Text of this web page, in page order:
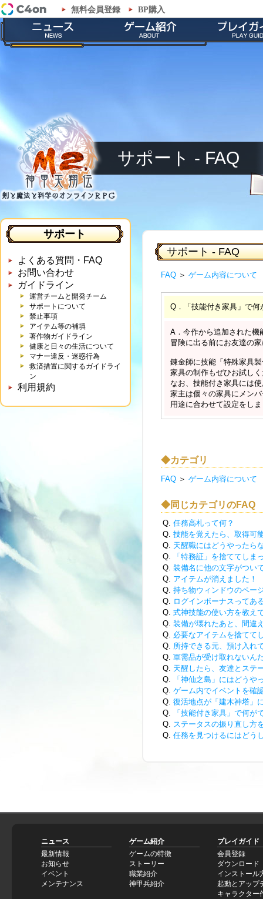
無料会員登録 BP購入
「M2-神甲天翔伝-」サポート - FAQ
サポート - FAQ
サポート
よくある質問・FAQ
お問い合わせ
ガイドライン
運営チームと開発チーム
サポートについて
禁止事項
アイテム等の補填
著作物ガイドライン
健康と日々の生活について
マナー違反・迷惑行為
救済措置に関するガイドライ
ン
利用規約
サポート - FAQ
FAQ ＞ ゲーム内容について
Q．「技能付き家具」で何
A．今作から追加された機
冒険に出る前にお友達の
錬金師に技能「特殊家具
家具の制作もぜひお試し
なお、技能付き家具には
家主は個々の家具にメン
用途に合わせて設定をし
◆カテゴリ
FAQ ＞ ゲーム内容について
◆同じカテゴリのFAQ
Q. 任務高札って何？
Q. 技能を覚えたら、取得可
Q. 天醒職にはどうやったら
Q.
「特務証」を捨ててしま
Q. 装備名に他の文字がつい
Q. アイテムが消えました！
Q. 持ち物ウィンドウのペー
Q. ログインボーナスってあ
Q. 式神技能の使い方を教え
Q. 装備が壊れたあと、間違
Q. 必要なアイテムを捨てて
Q. 所持できる元、預け入れ
Q. 軍需品が受け取れないん
Q. 天醒したら、友達とステ
Q.
「神仙之島」にはどうや
Q. ゲーム内でイベントを確
Q. 復活地点が「建木神塔」
Q.
「技能付き家具」で何が
Q. ステータスの振り直し方
Q. 任務を見つけるにはどう
ニュース
最新情報
お知らせ
イベント
メンテナンス
ゲーム紹介
ゲームの特徴
ストーリー
職業紹介
神甲兵紹介
プレイガイド
会員登録
ダウンロード
インストール
起動とアップ
キャラクター